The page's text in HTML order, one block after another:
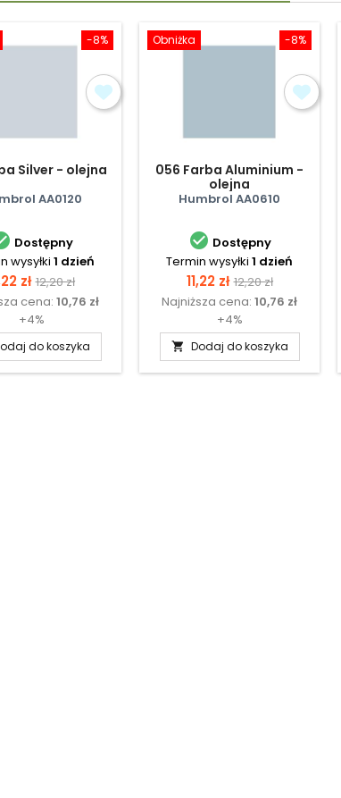
-8%
Silver - olejna
AA0120
Dostępny
wysyłki 1 dzień
zł Cena
podstawowa
12,20 zł
cena: 10,76 zł
+4%
do koszyka
-8%
Obniżka
056 Farba Aluminium -
olejna
Humbrol AA0610
 Dostępny
Termin wysyłki 1 dzień
Cena
11,22 zł Cena
podstawowa
12,20 zł
Najniższa cena: 10,76 zł
+4%
 Dodaj do koszyka